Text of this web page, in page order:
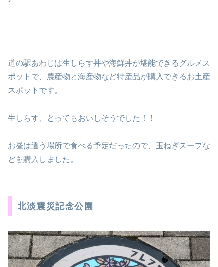
道の駅あわじは生しらす丼や海鮮丼が堪能できるグルメス
ポットで、農産物と海産物など特産品が購入できるお土産
スポットです。
生しらす、とってもおいしそうでした！！
お昼は違う場所で食べる予定だったので、玉ねぎスープな
どを購入しました。
北淡震災記念公園